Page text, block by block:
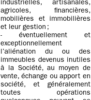
industrielles, artisanales,
agricoles, financières,
mobilières et immobilières
et leur gestion ;
- éventuellement et
exceptionnellement
l’aliénation du ou des
immeubles devenus inutiles
à la Société, au moyen de
vente, échange ou apport en
société, et généralement
toutes opérations